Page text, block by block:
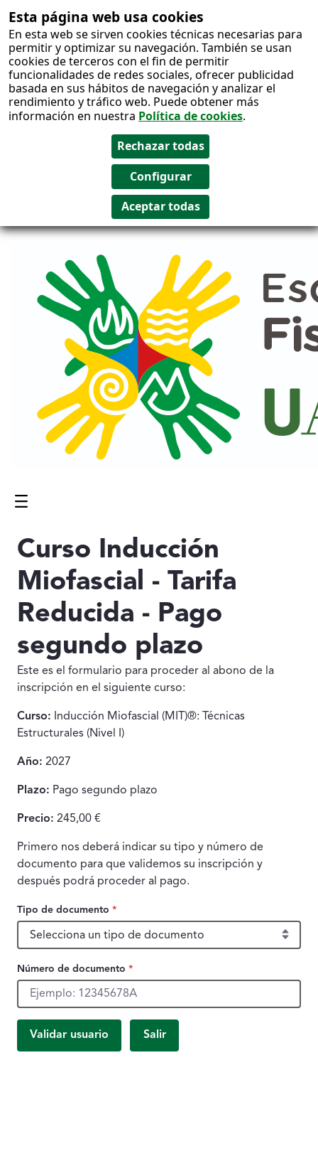
Esta página web usa cookies
En esta web se sirven cookies técnicas necesarias para
permitir y optimizar su navegación. También se usan
cookies de terceros con el fin de permitir
funcionalidades de redes sociales, ofrecer publicidad
basada en sus hábitos de navegación y analizar el
rendimiento y tráfico web. Puede obtener más
información en nuestra Política de cookies.
Salto al
contenido
Contenido principal
Curso Inducción
Miofascial - Tarifa
Reducida - Pago
segundo plazo
Este es el formulario para proceder al abono de la
inscripción en el siguiente curso:
Curso: Inducción Miofascial (MIT)®: Técnicas
Estructurales (Nivel I)
Año: 2027
Plazo: Pago segundo plazo
Precio: 245,00 €
Primero nos deberá indicar su tipo y número de
documento para que validemos su inscripción y
después podrá proceder al pago.
Tipo de documento *
Número de documento *
Número de documento, obligatorio.
Validar usuario Salir